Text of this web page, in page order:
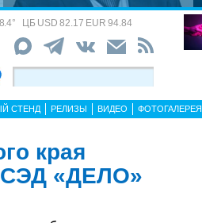
° ЦБ USD 82.17 EUR 94.84
СТЕНД РЕЛИЗЫ ВИДЕО ФОТОГАЛЕРЕЯ
края
СЭД «ДЕЛО»